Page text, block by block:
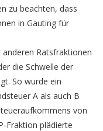
zu beachten, dass
in Gauting für
Ratsfraktionen
die Schwelle der
So wurde ein
A als auch B
von
Fraktion plädierte